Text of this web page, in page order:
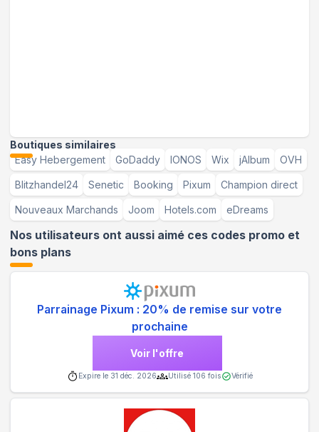
Boutiques similaires
Easy Hebergement
GoDaddy IONOS Wix jAlbum OVH
Blitzhandel24 Senetic Booking Pixum Champion direct
Nouveaux Marchands Joom Hotels.com eDreams
Nos utilisateurs ont aussi aimé ces codes promo et
bons plans
Parrainage Pixum : 20% de remise sur votre
prochaine
Voir l'offre
Expire le 31 déc. 2026 Utilisé 106 fois Vérifié